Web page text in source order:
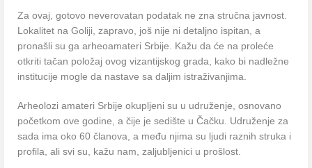
Za ovaj, gotovo neverovatan podatak ne zna stručna javnost.
Lokalitet na Goliji, zapravo, još nije ni detaljno ispitan, a
pronašli su ga arheoamateri Srbije. Kažu da će na proleće
otkriti tačan položaj ovog vizantijskog grada, kako bi nadležne
institucije mogle da nastave sa daljim istraživanjima.
Arheolozi amateri Srbije okupljeni su u udruženje, osnovano
početkom ove godine, a čije je sedište u Čačku. Udruženje za
sada ima oko 60 članova, a među njima su ljudi raznih struka i
profila, ali svi su, kažu nam, zaljubljenici u prošlost.